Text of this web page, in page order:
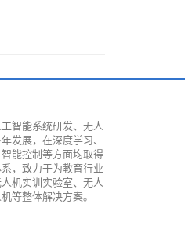
智能系统研发、无人
发展，在深度学习、
能控制等方面均取得
，致力于为教育行业
机实训实验室、无人
等整体解决方案。